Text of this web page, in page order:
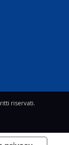
riservati.